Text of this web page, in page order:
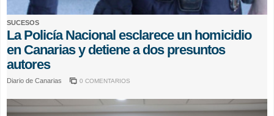
SUCESOS
La Policía Nacional esclarece un homicidio
en Canarias y detiene a dos presuntos
autores
Diario de Canarias 0 COMENTARIOS